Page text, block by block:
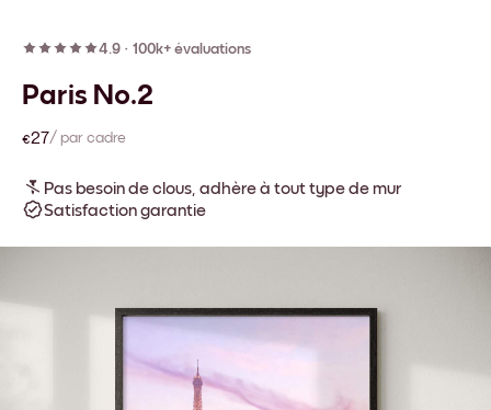
4.9 · 100k+ évaluations
Paris No.2
€27/ par cadre
Pas besoin de clous, adhère à tout type de mur
Satisfaction garantie